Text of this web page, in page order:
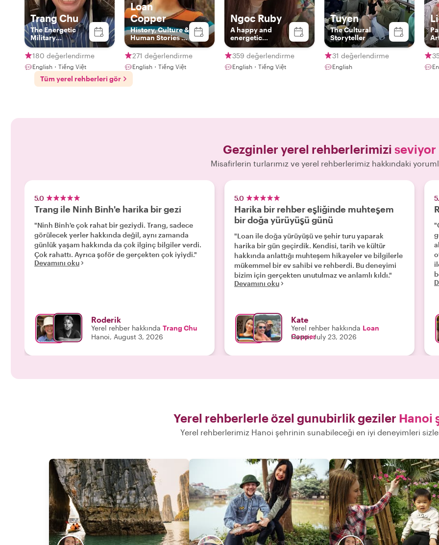
Trang Chu
The Energetic
Military
Journalist
180 değerlendirme
English・Tiếng Việt
Loan
Copper
History, Culture &
Human Stories of
Vietnam
271 değerlendirme
English・Tiếng Việt
Ngoc Ruby
A happy and
energetic
Hanoian
359 değerlendirme
English・Tiếng Việt
Tuyen
The Cultural
Storyteller
31 değerlendirme
English
Tüm yerel rehberleri gör
Gezginler yerel rehberlerimizi seviyor
Misafirlerin turlarımız ve yerel rehberlerimiz hakkındaki
5.0
Trang ile Ninh Binh'e harika bir gezi
"Ninh Binh'e çok rahat bir geziydi. Trang, sadece
görülecek yerler hakkında değil, aynı zamanda
günlük yaşam hakkında da çok ilginç bilgiler verdi.
Çok rahattı. Ayrıca şoför de gerçekten çok iyiydi."
Devamını oku
Roderik
Yerel rehber hakkında Trang Chu
Hanoi, August 3, 2026
5.0
Harika bir rehber eşliğinde muhteşem
bir doğa yürüyüşü günü
"Loan ile doğa yürüyüşü ve şehir turu yaparak
harika bir gün geçirdik. Kendisi, tarih ve kültür
hakkında anlattığı muhteşem hikayeler ve bilgilerle
mükemmel bir ev sahibi ve rehberdi. Bu deneyimi
bizim için gerçekten unutulmaz ve anlamlı kıldı."
Devamını oku
Kate
Yerel rehber hakkında Loan
Copper
Hanoi, July 23, 2026
Yerel rehberlerle özel gunubirlik geziler Hanoi
Yerel rehberlerimiz Hanoi şehrinin sunabileceği en iyi deneyimleri